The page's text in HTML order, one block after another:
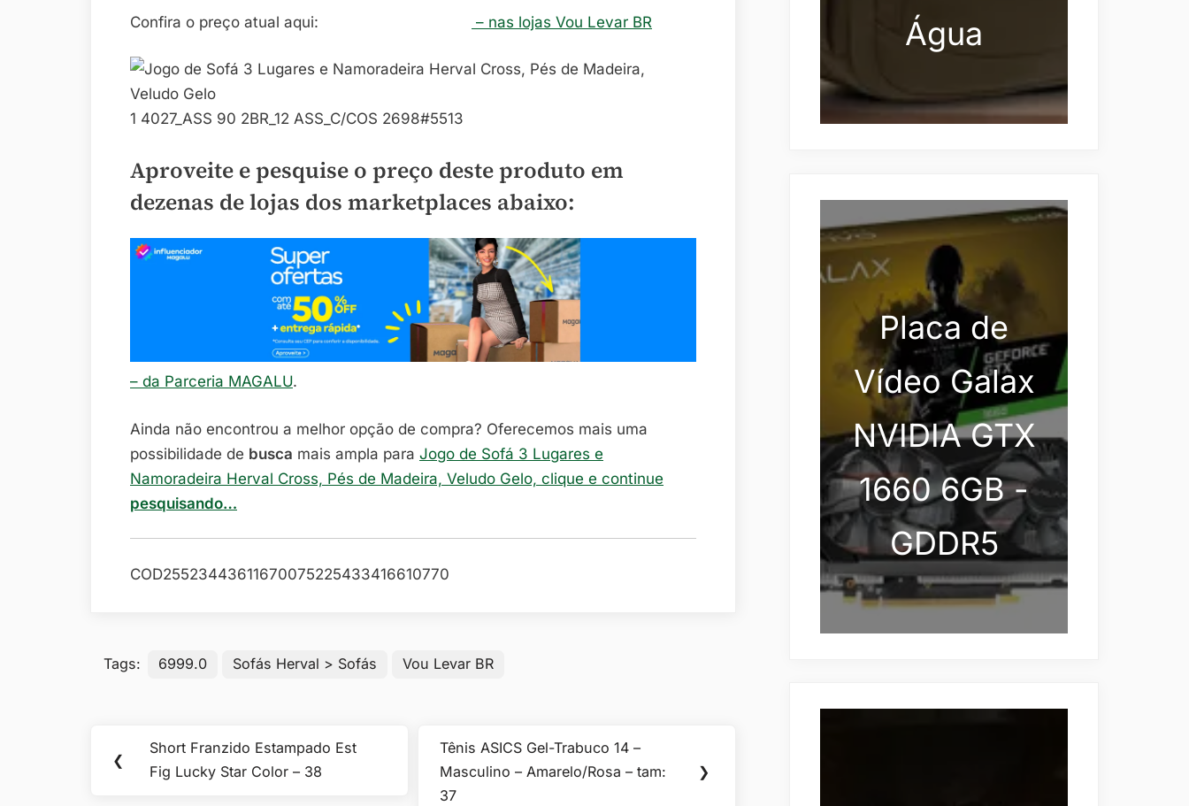
Confira o preço atual aqui: – nas lojas Vou Levar BR
1 4027_ASS 90 2BR_12 ASS_C/COS 2698#5513
Aproveite e pesquise o preço deste produto em
dezenas de lojas dos marketplaces abaixo:
– da Parceria MAGALU.
Ainda não encontrou a melhor opção de compra? Oferecemos mais uma
possibilidade de busca mais ampla para Jogo de Sofá 3 Lugares e
Namoradeira Herval Cross, Pés de Madeira, Veludo Gelo, clique e continue
pesquisando…
COD25523443611670075225433416610770
Tags: 6999.0 Sofás Herval > Sofás Vou Levar BR
Navegação
de
❮
Previous
Post:
Short Franzido Estampado Est
Fig Lucky Star Color – 38
Next
Post:
Tênis ASICS Gel-Trabuco 14 –
Masculino – Amarelo/Rosa – tam:
37
❯
Água
Placa de
Vídeo Galax
NVIDIA GTX
1660 6GB -
GDDR5